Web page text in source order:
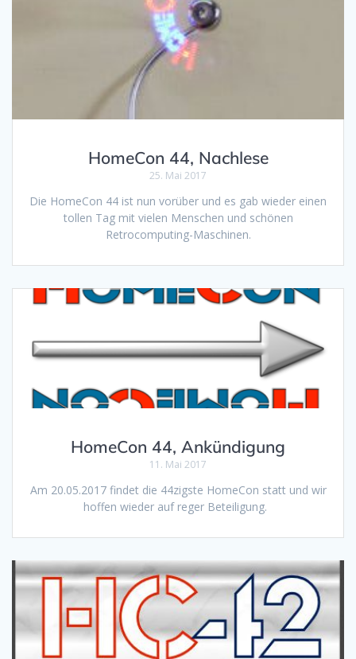
HomeCon 44, Nachlese
25. Mai 2017
Die HomeCon 44 ist nun vorüber und es gab wieder einen
tollen Tag mit vielen Menschen und schönen
Retrocomputing-Maschinen.
HomeCon 44, Ankündigung
11. Mai 2017
Am 20.05.2017 findet die 44zigste HomeCon statt und wir
hoffen wieder auf reger Beteiligung.